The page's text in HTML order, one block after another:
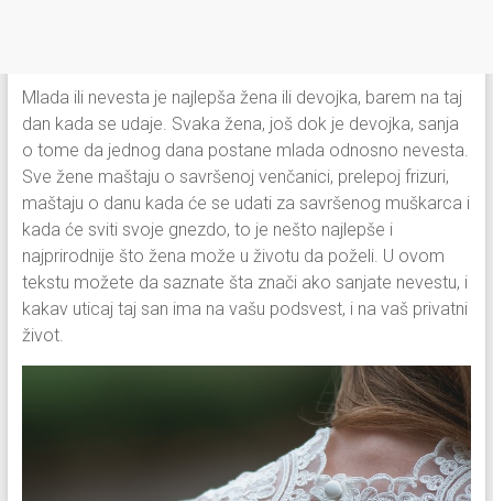
Mlada ili nevesta je najlepša žena ili devojka, barem na taj
dan kada se udaje. Svaka žena, još dok je devojka, sanja
o tome da jednog dana postane mlada odnosno nevesta.
Sve žene maštaju o savršenoj venčanici, prelepoj frizuri,
maštaju o danu kada će se udati za savršenog muškarca i
kada će sviti svoje gnezdo, to je nešto najlepše i
najprirodnije što žena može u životu da poželi. U ovom
tekstu možete da saznate šta znači ako sanjate nevestu, i
kakav uticaj taj san ima na vašu podsvest, i na vaš privatni
život.